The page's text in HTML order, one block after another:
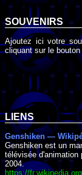
SOUVENIRS
Ajoutez ici votre
cliquant sur le bouton
LIENS
Genshiken —
Genshiken est un
télévisée d'animation
2004.
https://